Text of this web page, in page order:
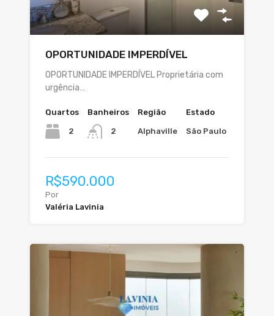
OPORTUNIDADE IMPERDÍVEL
OPORTUNIDADE IMPERDÍVEL Proprietária com
urgência…
Quartos
2
Banheiros
2
Região
Alphaville
Estado
São Paulo
R$590.000
Por
Valéria Lavinia